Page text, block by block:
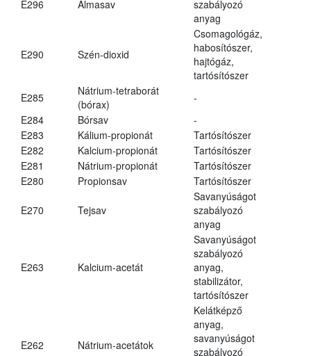
E296 Almasav
szabályozó
anyag
E290 Szén-dioxid
Csomagológáz,
habosítószer,
hajtógáz,
tartósítószer
E285
Nátrium-tetraborát
(bórax)
-
E284
Bórsav
-
E283
Kálium-propionát
Tartósítószer
E282
Kalcium-propionát
Tartósítószer
E281
Nátrium-propionát
Tartósítószer
E280
Propionsav Tartósítószer
E270 Tejsav
Savanyúságot
szabályozó
anyag
E263 Kalcium-acetát
Savanyúságot
szabályozó
anyag,
stabilizátor,
tartósítószer
E262 Nátrium-acetátok
Kelátképző
anyag,
savanyúságot
szabályozó